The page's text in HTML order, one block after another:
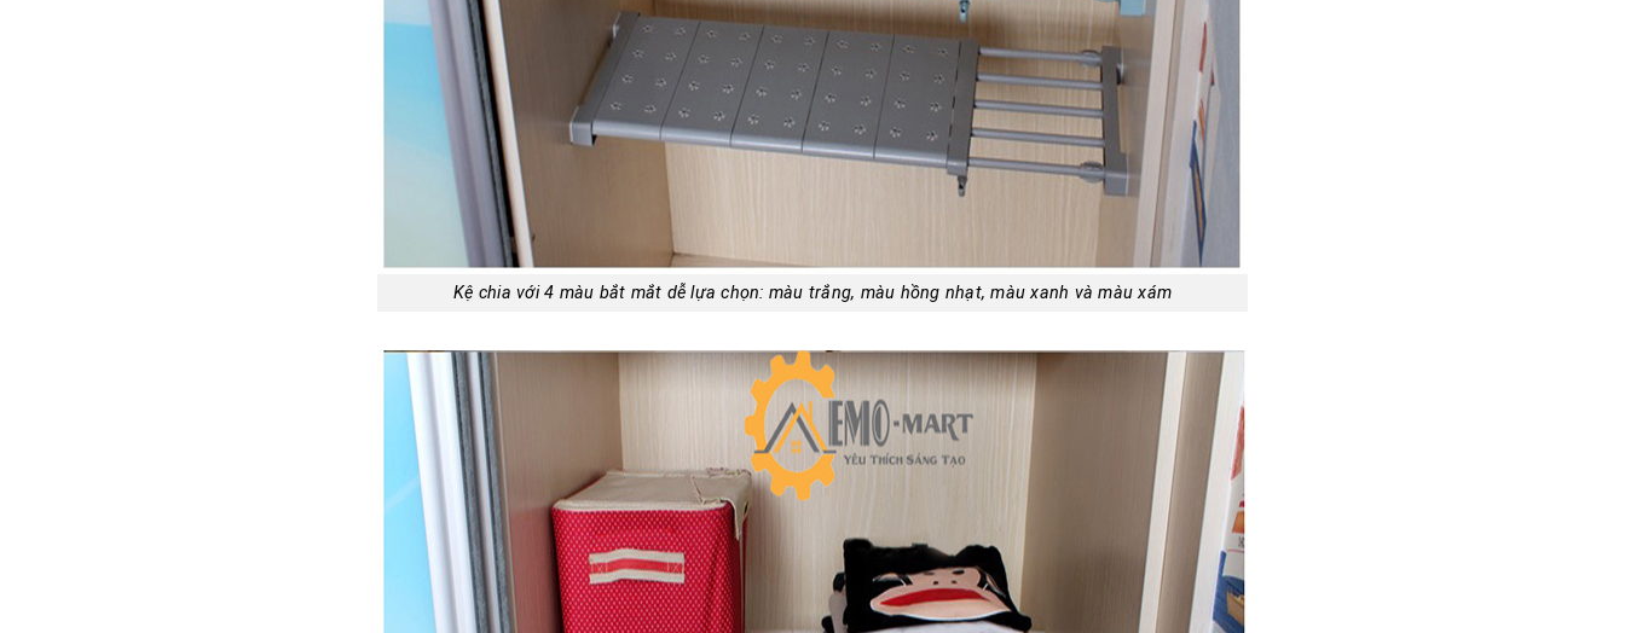
Kệ chia với 4 màu bắt mắt dễ lựa chọn: màu trắng, màu hồng nhạt, màu xanh và màu xám